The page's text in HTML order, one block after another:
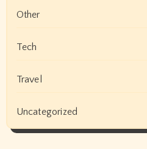
Other
Tech
Travel
Uncategorized